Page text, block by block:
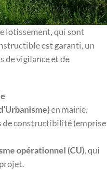
lotissement, qui sont
est garanti, un
de vigilance et de
en mairie.
de constructibilité (emprise
opérationnel (CU), qui